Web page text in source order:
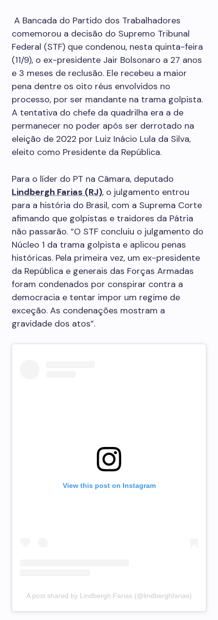
A Bancada do Partido dos Trabalhadores
comemorou a decisão do Supremo Tribunal
Federal (STF) que condenou, nesta quinta-feira
(11/9), o ex-presidente Jair Bolsonaro a 27 anos
e 3 meses de reclusão. Ele recebeu a maior
pena dentre os oito réus envolvidos no
processo, por ser mandante na trama golpista.
A tentativa do chefe da quadrilha era a de
permanecer no poder após ser derrotado na
eleição de 2022 por Luiz Inácio Lula da Silva,
eleito como Presidente da República.
Para o líder do PT na Câmara, deputado
Lindbergh Farias (RJ), o julgamento entrou
para a história do Brasil, com a Suprema Corte
afimando que golpistas e traidores da Pátria
não passarão. “O STF concluiu o julgamento do
Núcleo 1 da trama golpista e aplicou penas
históricas. Pela primeira vez, um ex-presidente
da República e generais das Forças Armadas
foram condenados por conspirar contra a
democracia e tentar impor um regime de
exceção. As condenações mostram a
gravidade dos atos”.
View this post on Instagram
A post shared by Lindbergh Farias (@lindberghfarias)